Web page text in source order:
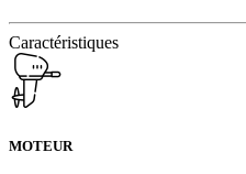
Caractéristiques
MOTEUR